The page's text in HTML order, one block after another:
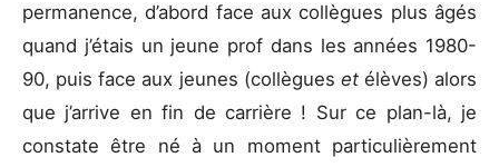
permanence, d’abord face aux collègues plus âgés
quand j’étais un jeune prof dans les années 1980-
90, puis face aux jeunes (collègues et élèves) alors
que j’arrive en fin de carrière ! Sur ce plan-là, je
constate être né à un moment particulièrement